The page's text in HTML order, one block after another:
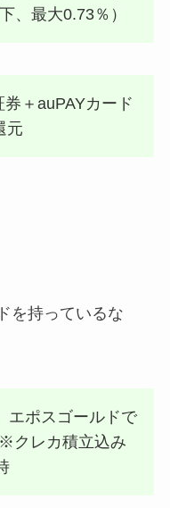
、最大0.73％）
＋auPAYカード
元
を持っているな
エポスゴールドで
クレカ積立込み